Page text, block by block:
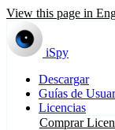
View this page in
iSpy
Descargar
Guías de
Licencias
Comprar